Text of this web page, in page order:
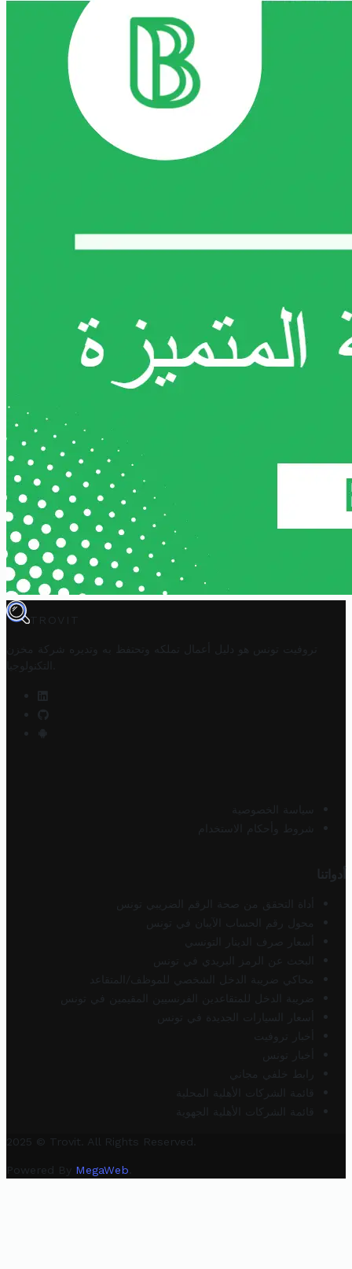
TROVIT
تروفيت تونس هو دليل أعمال تملكه وتحتفظ به وتديره
شركة مخزن
التكنولوجيا
سياسة الخصوصية
شروط وأحكام الاستخدام
أدواتنا
أداة التحقق من صحة الرقم الضريبي تونس
محول رقم الحساب الآيبان في تونس
أسعار صرف الدينار التونسي
البحث عن الرمز البريدي في تونس
محاكي ضريبة الدخل الشخصي للموظف/المتقاعد
ضريبة الدخل للمتقاعدين الفرنسيين المقيمين في تونس
أسعار السيارات الجديدة في تونس
أخبار تروفيت
أخبار تونس
رابط خلفي مجاني
قائمة الشركات الأهلية المحلية
قائمة الشركات الأهلية الجهوية
2025 © Trovit. All Rights Reserved.
Powered By MegaWeb